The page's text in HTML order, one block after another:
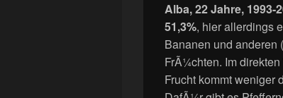
Alba, 22 Jahre, 1993-
51,3%, hier allerdings
Bananen und anderen
FrÃ¼chten. Im
Frucht kommt weniger